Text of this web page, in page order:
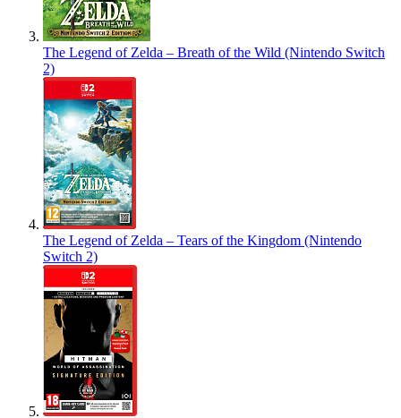
The Legend of Zelda – Breath of the Wild (Nintendo Switch
2)
The Legend of Zelda – Tears of the Kingdom (Nintendo
Switch 2)